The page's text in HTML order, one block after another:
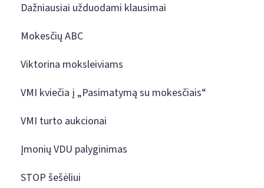
Dažniausiai užduodami klausimai
Mokesčių ABC
Viktorina moksleiviams
VMI kviečia į „Pasimatymą su mokesčiais“
VMI turto aukcionai
Įmonių VDU palyginimas
STOP šešėliui